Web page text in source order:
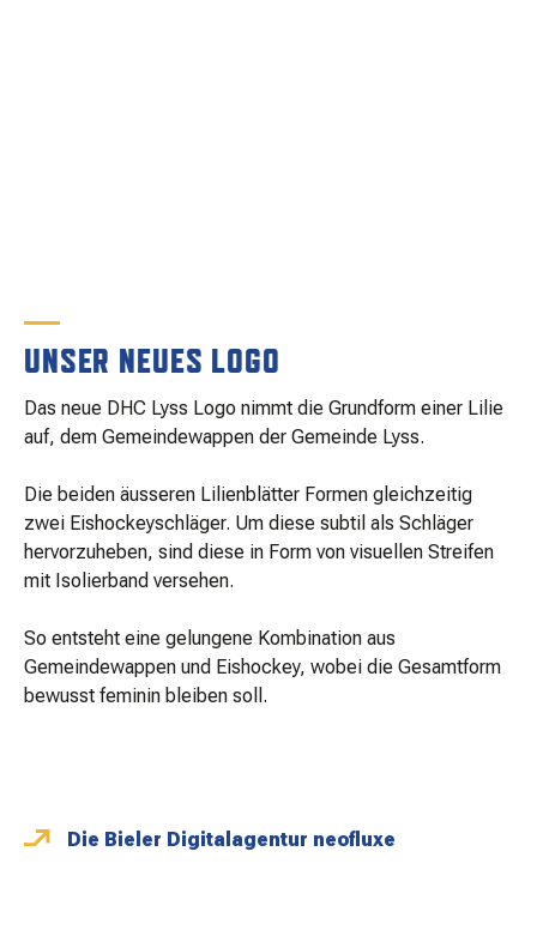
UNSER NEUES LOGO
Das neue DHC Lyss Logo nimmt die Grundform einer Lilie
auf, dem Gemeindewappen der Gemeinde Lyss.
Die beiden äusseren Lilienblätter Formen gleichzeitig
zwei Eishockeyschläger. Um diese subtil als Schläger
hervorzuheben, sind diese in Form von visuellen Streifen
mit Isolierband versehen.
So entsteht eine gelungene Kombination aus
Gemeindewappen und Eishockey, wobei die Gesamtform
bewusst feminin bleiben soll.
Die Bieler Digitalagentur neofluxe